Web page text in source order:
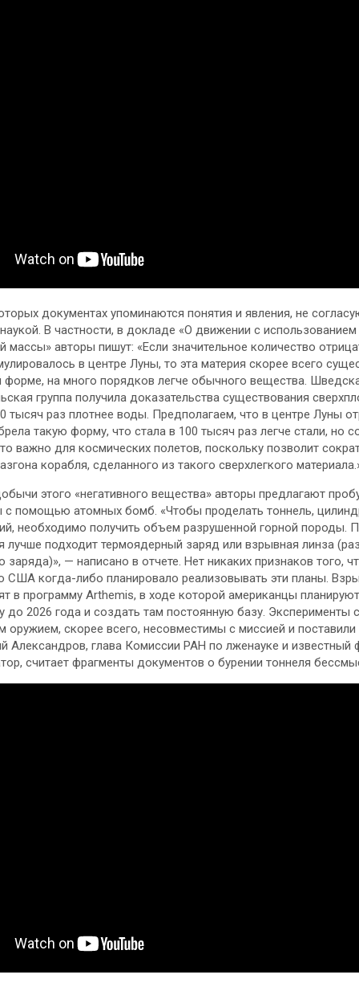
документах упоминаются понятия и явления, не
В частности, в докладе «О движении с использованием
массы» авторы пишут: «Если значительное количество
в центре Луны, то эта материя скорее всего
форме, на много порядков легче обычного вещества.
группа получила доказательства существования
тысяч раз плотнее воды. Предполагаем, что в центре Луны
такую форму, что стала в 100 тысяч раз легче стали, но
важно для космических полетов, поскольку позволит
корабля, сделанного из такого сверхлегкого
этого «негативного вещества» авторы предлагают
с помощью атомных бомб. «Чтобы проделать тоннель,
необходимо получить объем разрушенной горной породы.
лучше подходит термоядерный заряд или взрывная линза
заряда)», — написано в отчете. Нет никаких признаков того,
США когда-либо планировало реализовывать эти планы.
в программу Arthemis, в ходе которой американцы
до 2026 года и создать там постоянную базу. Эксперименты с
оружием, скорее всего, несовместимы с миссией и
Александров, глава Комиссии РАН по лженауке и известный
считает фрагменты документов о бурении тоннеля